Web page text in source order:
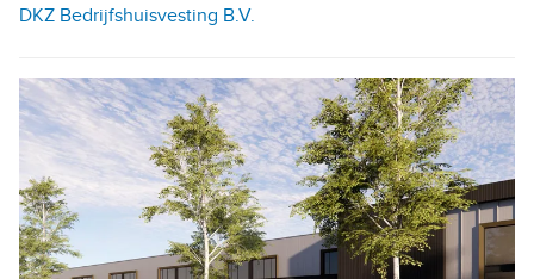
DKZ Bedrijfshuisvesting B.V.